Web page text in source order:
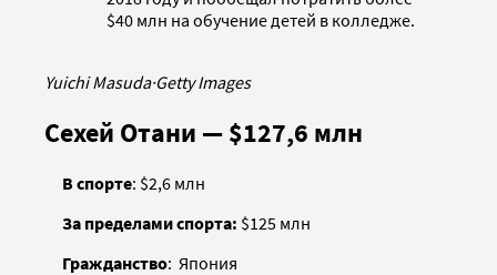
$40 млн на обучение детей в колледже.
Yuichi Masuda·Getty Images
Сехей Отани — $127,6 млн
В спорте: $2,6 млн
За пределами спорта: $125 млн
Гражданство: Япония